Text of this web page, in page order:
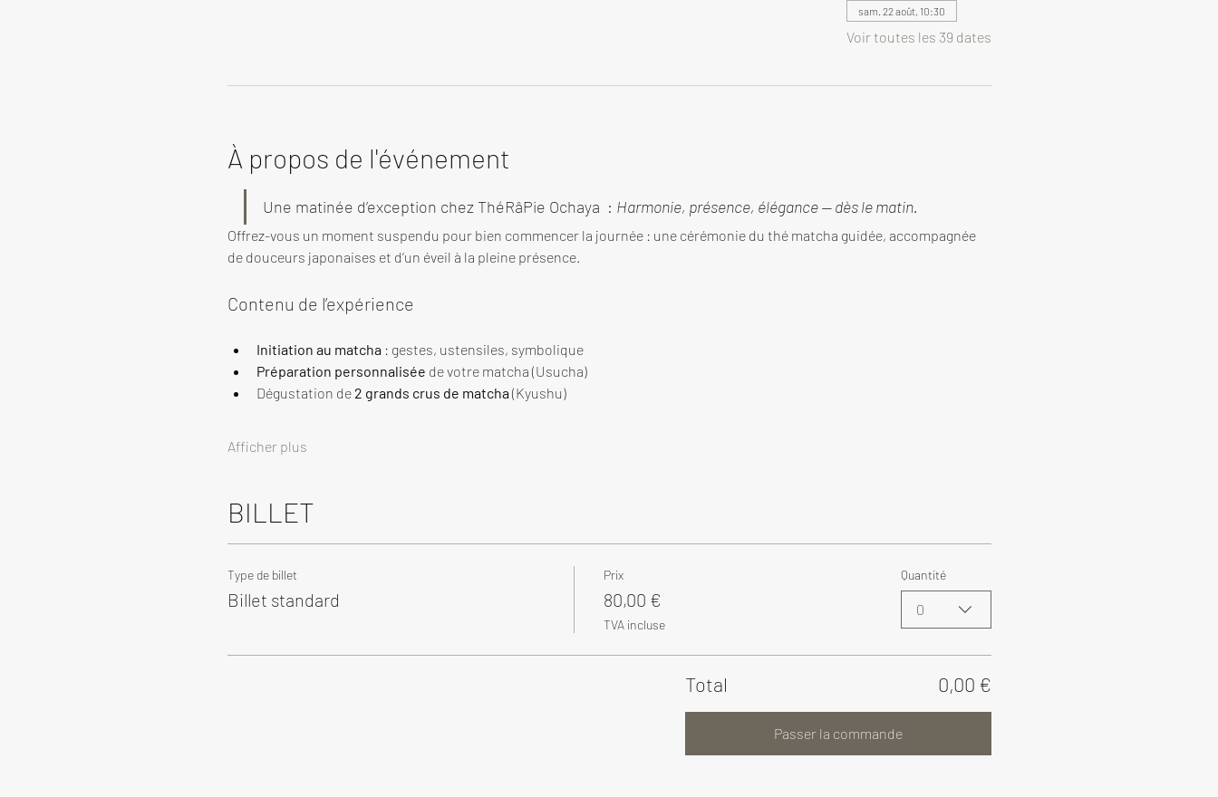
sam. 22 août, 10:30
Voir toutes les 39 dates
À propos de l'événement
Une matinée d’exception chez ThéRâPie Ochaya  : Harmonie, présence, élégance — dès le matin.
Offrez-vous un moment suspendu pour bien commencer la journée : une cérémonie du thé matcha guidée, accompagnée
de douceurs japonaises et d’un éveil à la pleine présence.
Contenu de l’expérience
Initiation au matcha : gestes, ustensiles, symbolique
Préparation personnalisée de votre matcha (Usucha)
Dégustation de 2 grands crus de matcha (Kyushu)
Afficher plus
BILLET
Type de billet
Billet standard
Prix
80,00 €
TVA incluse
Quantité
0
Total 0,00 €
Passer la commande